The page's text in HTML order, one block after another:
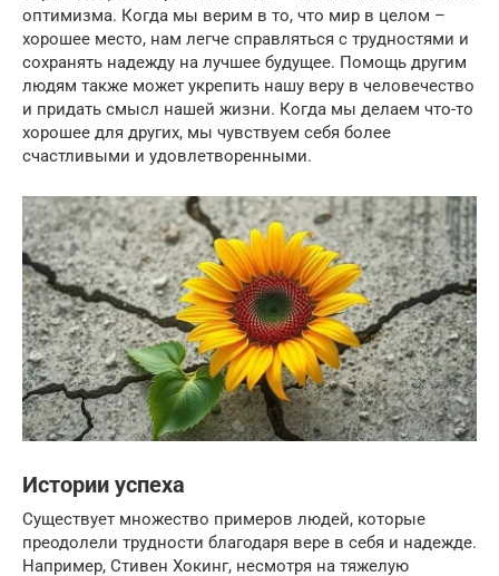
оптимизма. Когда мы верим в то, что мир в целом –
хорошее место, нам легче справляться с трудностями и
сохранять надежду на лучшее будущее. Помощь другим
людям также может укрепить нашу веру в человечество
и придать смысл нашей жизни. Когда мы делаем что-то
хорошее для других, мы чувствуем себя более
счастливыми и удовлетворенными.
Истории успеха
Существует множество примеров людей, которые
преодолели трудности благодаря вере в себя и надежде.
Например, Стивен Хокинг, несмотря на тяжелую